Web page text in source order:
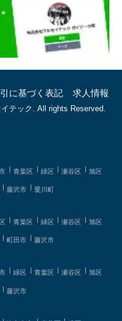
に基づく表記 求人情報
テック. All rights Reserved.
青葉区 緑区 瀬谷区 旭区
藤沢市 愛川町
青葉区 緑区 瀬谷区 旭区
町田市 藤沢市
緑区 青葉区 瀬谷区 旭区
藤沢市